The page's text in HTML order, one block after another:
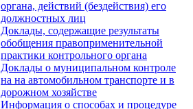
органа, действий (бездействия) его
должностных лиц
Доклады, содержащие результаты
обобщения правоприменительной
практики контрольного органа
Доклады о муниципальном контроле
на на автомобильном транспорте и в
дорожном хозяйстве
Информация о способах и процедуре